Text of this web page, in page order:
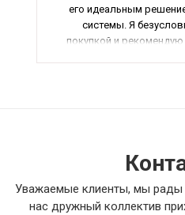
его идеальным
системы. Я
покупкой и
Уважаемые клиенты, мы рады
нас дружный коллектив